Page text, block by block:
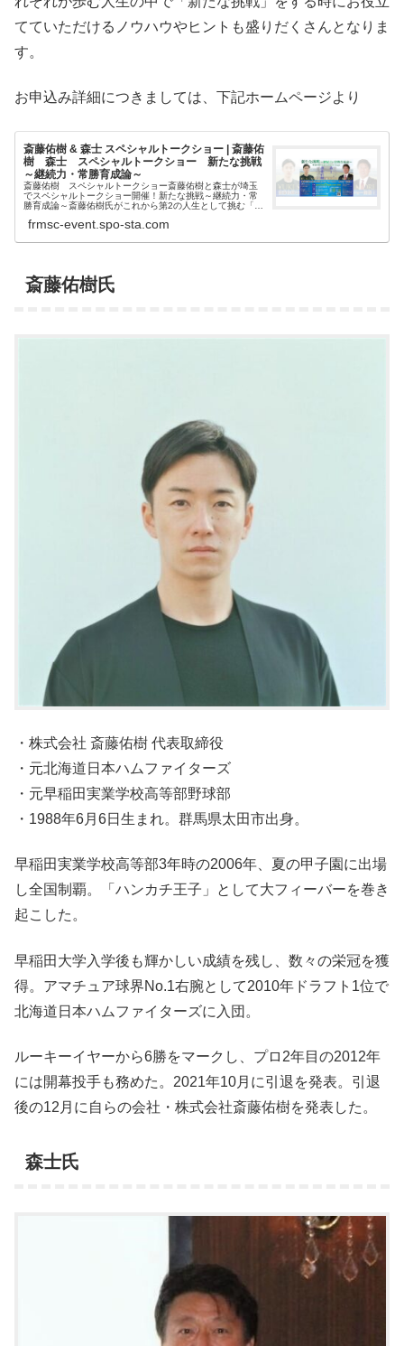
てていただけるノウハウやヒントも盛りだくさんとなりま
す。
お申込み詳細につきましては、下記ホームページより
斎藤佑樹 & 森士 スペシャルトークショー | 斎藤佑
樹 森士 スペシャルトークショー 新たな挑戦
～継続力・常勝育成論～
斎藤佑樹 スペシャルトークショー斎藤佑樹と森士が埼玉
でスペシャルトークショー開催！新たな挑戦～継続力・常
勝育成論～斎藤佑樹氏がこれから第2の人生として挑む「新
frmsc-event.spo-sta.com
斎藤佑樹氏
・株式会社 斎藤佑樹 代表取締役
・元北海道日本ハムファイターズ
・元早稲田実業学校高等部野球部
・1988年6月6日生まれ。群馬県太田市出身。
早稲田実業学校高等部3年時の2006年、夏の甲子園に出場
し全国制覇。「ハンカチ王子」として大フィーバーを巻き
起こした。
早稲田大学入学後も輝かしい成績を残し、数々の栄冠を獲
得。アマチュア球界No.1右腕として2010年ドラフト1位で
北海道日本ハムファイターズに入団。
ルーキーイヤーから6勝をマークし、プロ2年目の2012年
には開幕投手も務めた。2021年10月に引退を発表。引退
後の12月に自らの会社・株式会社斎藤佑樹を発表した。
森士氏